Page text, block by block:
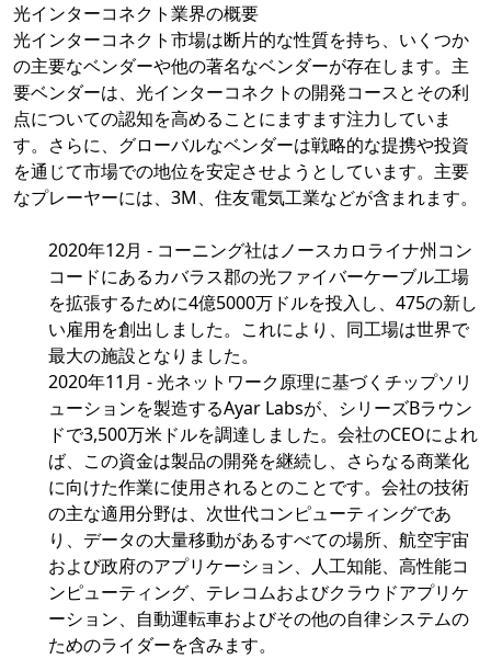
光インターコネクト業界の概要
光インターコネクト市場は断片的な性質を持ち、いくつか
の主要なベンダーや他の著名なベンダーが存在します。主
要ベンダーは、光インターコネクトの開発コースとその利
点についての認知を高めることにますます注力していま
す。さらに、グローバルなベンダーは戦略的な提携や投資
を通じて市場での地位を安定させようとしています。主要
なプレーヤーには、3M、住友電気工業などが含まれます。
2020年12月 - コーニング社はノースカロライナ州コン
コードにあるカバラス郡の光ファイバーケーブル工場
を拡張するために4億5000万ドルを投入し、475の新し
い雇用を創出しました。これにより、同工場は世界で
最大の施設となりました。
2020年11月 - 光ネットワーク原理に基づくチップソリ
ューションを製造するAyar Labsが、シリーズBラウン
ドで3,500万米ドルを調達しました。会社のCEOによれ
ば、この資金は製品の開発を継続し、さらなる商業化
に向けた作業に使用されるとのことです。会社の技術
の主な適用分野は、次世代コンピューティングであ
り、データの大量移動があるすべての場所、航空宇宙
および政府のアプリケーション、人工知能、高性能コ
ンピューティング、テレコムおよびクラウドアプリケ
ーション、自動運転車およびその他の自律システムの
ためのライダーを含みます。